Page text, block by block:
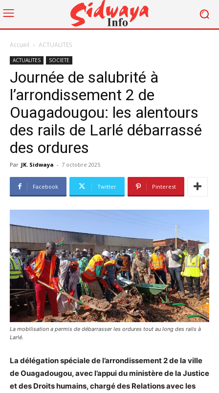
Accueil ACTUALITES
ACTUALITES SOCIETE
Journée de salubrité à
l’arrondissement 2 de
Ouagadougou: les alentours
des rails de Larlé débarrassé
des ordures
Par JK. Sidwaya - 7 octobre 2025
Facebook Twitter Pinterest
La mobilisation a permis de débarrasser les ordures tout au long des rails à
Larlé.
La délégation spéciale de l’arrondissement 2 de la ville
de Ouagadougou, avec l’appui du ministère de la Justice
et des Droits humains, chargé des Relations avec les